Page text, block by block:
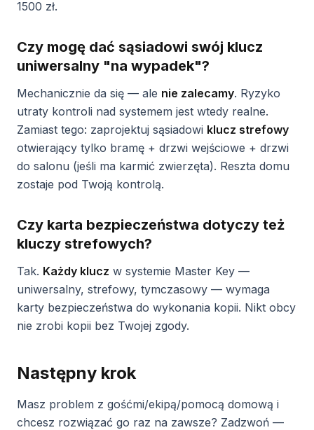
1500 zł.
Czy mogę dać sąsiadowi swój klucz
uniwersalny "na wypadek"?
Mechanicznie da się — ale nie zalecamy. Ryzyko
utraty kontroli nad systemem jest wtedy realne.
Zamiast tego: zaprojektuj sąsiadowi klucz strefowy
otwierający tylko bramę + drzwi wejściowe + drzwi
do salonu (jeśli ma karmić zwierzęta). Reszta domu
zostaje pod Twoją kontrolą.
Czy karta bezpieczeństwa dotyczy też
kluczy strefowych?
Tak. Każdy klucz w systemie Master Key —
uniwersalny, strefowy, tymczasowy — wymaga
karty bezpieczeństwa do wykonania kopii. Nikt obcy
nie zrobi kopii bez Twojej zgody.
Następny krok
Masz problem z gośćmi/ekipą/pomocą domową i
chcesz rozwiązać go raz na zawsze? Zadzwoń —